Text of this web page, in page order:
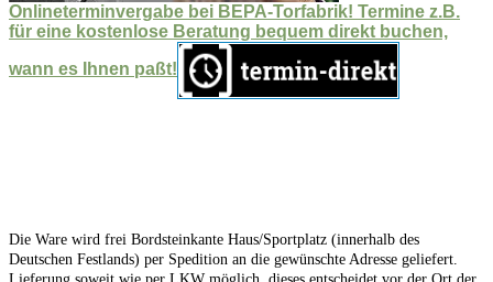
Onlineterminvergabe bei BEPA-Torfabrik! Termine z.B.
für eine kostenlose Beratung bequem direkt buchen,
wann es Ihnen paßt!
Die Ware wird frei Bordsteinkante Haus/Sportplatz (innerhalb des
Deutschen Festlands) per Spedition an die gewünschte Adresse geliefert.